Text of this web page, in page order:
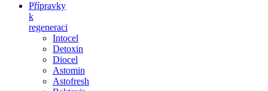
Přípravky
k
regeneraci
Intocel
Detoxin
Diocel
Astomin
Astofresh